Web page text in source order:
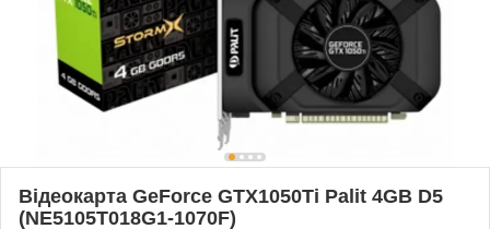
Відеокарта GeForce GTX1050Ti Palit 4GB D5
(NE5105T018G1-1070F)